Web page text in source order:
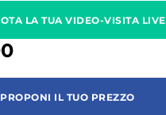
LA TUA VIDEO-VISITA LIVE
PROPONI IL TUO PREZZO